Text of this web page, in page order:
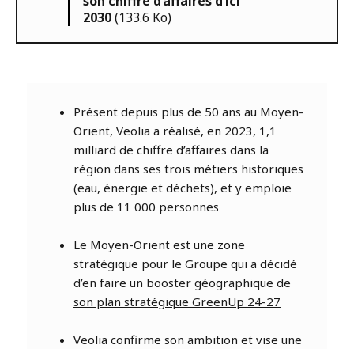
2030(133.6 Ko)
Présent depuis plus de 50 ans au Moyen-
Orient, Veolia a réalisé, en 2023, 1,1
milliard de chiffre d’affaires dans la
région dans ses trois métiers historiques
(eau, énergie et déchets), et y emploie
plus de 11 000 personnes
Le Moyen-Orient est une zone
stratégique pour le Groupe qui a décidé
d’en faire un booster géographique de
son plan stratégique GreenUp 24-27
Veolia confirme son ambition et vise une